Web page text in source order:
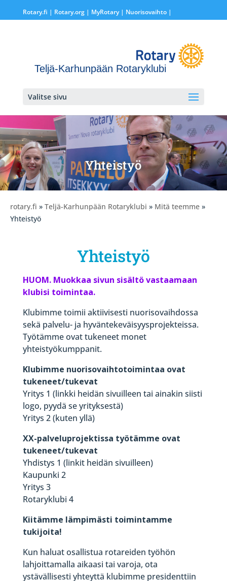
Rotary.fi | Rotary.org| MyRotary | Nuorisovaihto|
Teljä-Karhunpään Rotaryklubi
Valitse sivu
Yhteistyö
rotary.fi » Teljä-Karhunpään Rotaryklubi » Mitä teemme »
Yhteistyö
Yhteistyö
HUOM. Muokkaa sivun sisältö vastaamaan
klubisi toimintaa.
Klubimme toimii aktiivisesti nuorisovaihdossa
sekä palvelu- ja hyväntekeväisyysprojekteissa.
Työtämme ovat tukeneet monet
yhteistyökumppanit.
Klubimme nuorisovaihtotoimintaa ovat
tukeneet/tukevat
Yritys 1 (linkki heidän sivuilleen tai ainakin siisti
logo, pyydä se yrityksestä)
Yritys 2 (kuten yllä)
XX-palveluprojektissa työtämme ovat
tukeneet/tukevat
Yhdistys 1 (linkit heidän sivuilleen)
Kaupunki 2
Yritys 3
Rotaryklubi 4
Kiitämme lämpimästi toimintamme
tukijoita!
Kun haluat osallistua rotareiden työhön
lahjoittamalla aikaasi tai varoja, ota
ystävällisesti yhteyttä klubimme presidenttiin